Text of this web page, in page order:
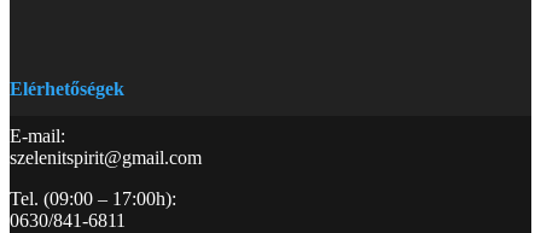
Elérhetőségek
E-mail:
szelenitspirit@gmail.com
Tel. (09:00 – 17:00h):
0630/841-6811